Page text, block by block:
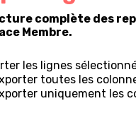
complète des
Membre.